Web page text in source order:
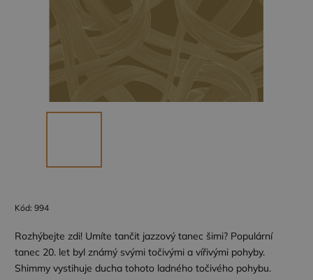
Kód: 994
Rozhýbejte zdi! Umíte tančit jazzový tanec šimi? Populární
tanec 20. let byl známý svými točivými a vířivými pohyby.
Shimmy vystihuje ducha tohoto ladného točivého pohybu.